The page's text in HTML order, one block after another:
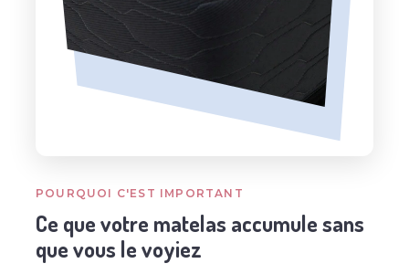
POURQUOI C'EST IMPORTANT
Ce que votre matelas accumule sans
que vous le voyiez